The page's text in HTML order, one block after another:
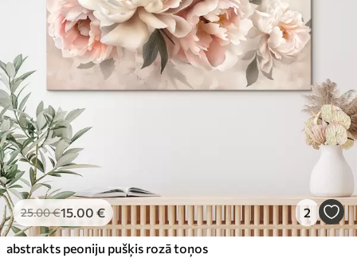
25.00€15.00 € 2
abstrakts peoniju pušķis rozā toņos